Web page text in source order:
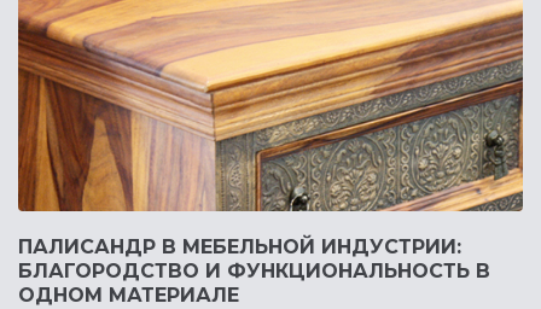
ПАЛИСАНДР В МЕБЕЛЬНОЙ ИНДУСТРИИ:
БЛАГОРОДСТВО И ФУНКЦИОНАЛЬНОСТЬ В
ОДНОМ МАТЕРИАЛЕ